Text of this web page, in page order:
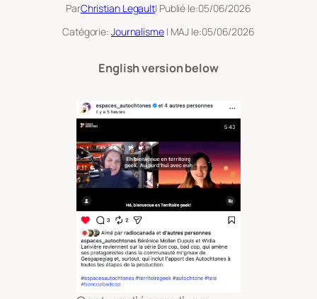
ParChristian Legault| Publié le:05/06/2026
Catégorie: Journalisme| MAJ le:05/06/2026
English version below